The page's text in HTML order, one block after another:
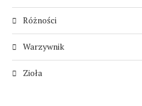
Różności
Warzywnik
Zioła